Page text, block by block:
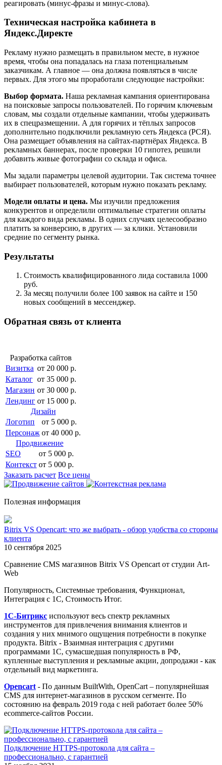
реагировать (минус-фразы и минус-слова).
Техническая настройка кабинета в
Яндекс.Директе
Рекламу нужно размещать в правильном месте, в нужное
время, чтобы она попадалась на глаза потенциальным
заказчикам. А главное — она должна появляться в числе
первых. Для этого мы проработали следующие настройки:
Выбор формата. Наша рекламная кампания ориентирована
на поисковые запросы пользователей. По горячим ключевым
словам, мы создали отдельные кампании, чтобы удерживать
их в спецразмещении. А для горячих и тёплых запросов
дополнительно подключили рекламную сеть Яндекса (РСЯ).
Она размещает объявления на сайтах-партнёрах Яндекса. В
рекламных баннерах, после проверки 10 гипотез, решили
добавить живые фотографии со склада и офиса.
Мы задали параметры целевой аудитории. Так система точнее
выбирает пользователей, которым нужно показать рекламу.
Модели оплаты и цена. Мы изучили предложения
конкурентов и определили оптимальные стратегии оплаты
для каждого вида рекламы. В одних случаях целесообразно
платить за конверсию, в других — за клики. Установили
средние по сегменту рынка.
Результаты
Стоимость квалифицированного лида составила 1000
руб.
За месяц получили более 100 заявок на сайте и 150
новых сообщений в мессенджер.
Обратная связь от клиента
Разработка сайтов
Визитка от 20 000 р.
Каталог от 35 000 р.
Магазин от 30 000 р.
Лендинг от 15 000 р.
Дизайн
Логотип
от 5 000 р.
Персонаж от 40 000 р.
Продвижение
SEO
от 5 000 р.
Контекст от 5 000 р.
Заказать расчет Все цены
Полезная информация
Bitrix VS Opencart: что же выбрать - обзор удобства со стороны
клиента
10 сентября 2025
Сравнение CMS магазинов Bitrix VS Opencart от студии Art-
Web
Популярность, Системные требования, Функционал,
Интеграция с 1С, Стоимость Итог.
1С-Битрикс используют весь спектр рекламных
инструментов для привлечения внимания клиентов и
создания у них мнимого ощущения потребности в покупке
продукта. Bitrix - Взаимная интеграция с другими
программами 1С, сумасшедшая популярность в РФ,
купленные выступления и рекламные акции, допродажи - как
отдельный вид маркетинга.
Opencart - По данным BuiltWith, OpenCart – популярнейшая
CMS для интернет-магазинов в русском сегменте. По
состоянию на февраль 2019 года с ней работает более 50%
ecommerce-сайтов России.
Подключение HTTPS-протокола для сайта –
профессионально, с гарантией